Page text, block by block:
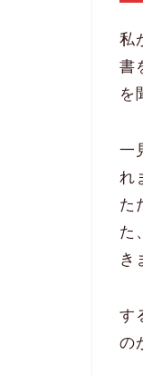
私
書
を
一
れ
た
た
き
す
の